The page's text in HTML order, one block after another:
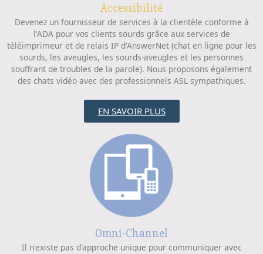
Accessibilité
Devenez un fournisseur de services à la clientèle conforme à
l'ADA pour vos clients sourds grâce aux services de
téléimprimeur et de relais IP d'AnswerNet (chat en ligne pour les
sourds, les aveugles, les sourds-aveugles et les personnes
souffrant de troubles de la parole). Nous proposons également
des chats vidéo avec des professionnels ASL sympathiques.
EN SAVOIR PLUS
Omni-Channel
Il n'existe pas d'approche unique pour communiquer avec